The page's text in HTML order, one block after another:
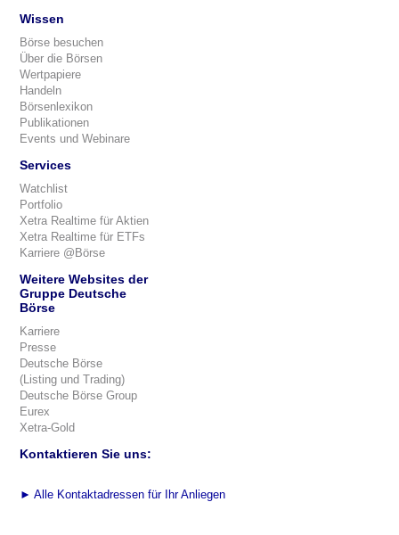
Wissen
Börse besuchen
Über die Börsen
Wertpapiere
Handeln
Börsenlexikon
Publikationen
Events und Webinare
Services
Watchlist
Portfolio
Xetra Realtime für Aktien
Xetra Realtime für ETFs
Karriere @Börse
Weitere Websites der
Gruppe Deutsche
Börse
Karriere
Presse
Deutsche Börse
(Listing und Trading)
Deutsche Börse Group
Eurex
Xetra-Gold
Kontaktieren Sie uns:
► Alle Kontaktadressen für Ihr Anliegen